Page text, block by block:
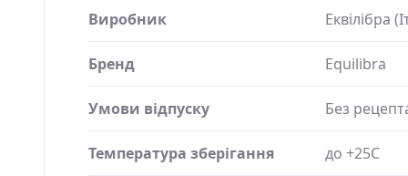
Виробник Еквілібра
Бренд Equilibra
Умови відпуску Без
Температура зберігання до +25C